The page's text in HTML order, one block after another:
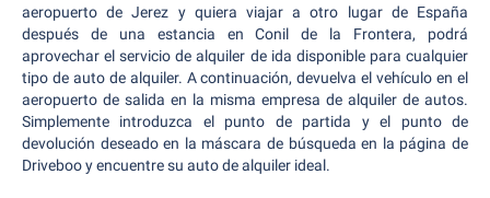
aeropuerto de Jerez y quiera viajar a otro lugar de España
después de una estancia en Conil de la Frontera, podrá
aprovechar el servicio de alquiler de ida disponible para cualquier
tipo de auto de alquiler. A continuación, devuelva el vehículo en el
aeropuerto de salida en la misma empresa de alquiler de autos.
Simplemente introduzca el punto de partida y el punto de
devolución deseado en la máscara de búsqueda en la página de
Driveboo y encuentre su auto de alquiler ideal.